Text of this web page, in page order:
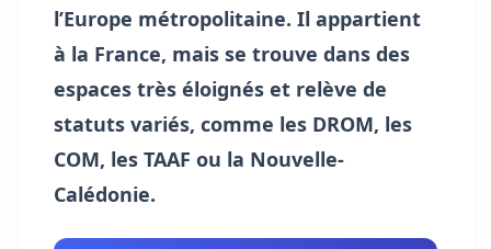
l’Europe métropolitaine. Il appartient
à la France, mais se trouve dans des
espaces très éloignés et relève de
statuts variés, comme les DROM, les
COM, les TAAF ou la Nouvelle-
Calédonie.